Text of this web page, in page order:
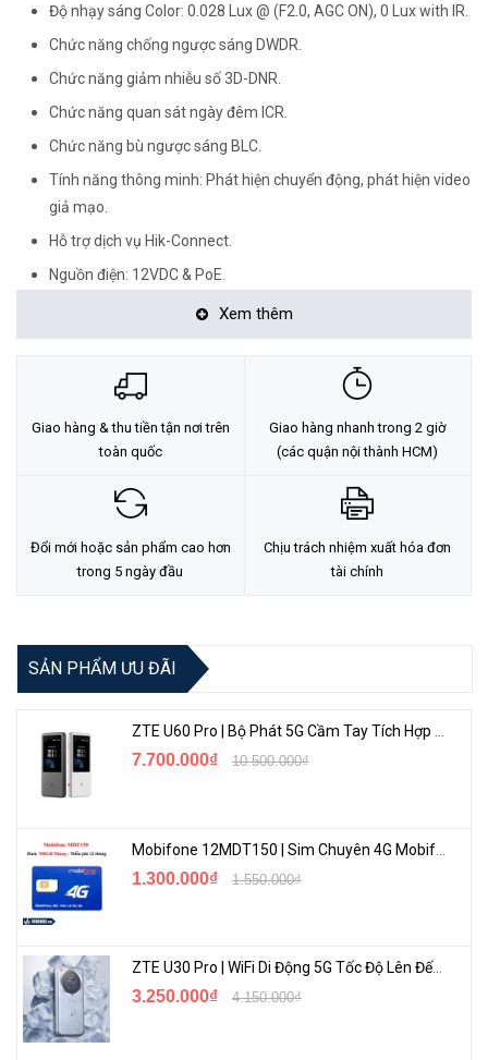
Độ nhạy sáng Color: 0.028 Lux @ (F2.0, AGC ON), 0 Lux with IR.
Chức năng chống ngược sáng DWDR.
Chức năng giảm nhiễu số 3D-DNR.
Chức năng quan sát ngày đêm ICR.
Chức năng bù ngược sáng BLC.
Tính năng thông minh: Phát hiện chuyển động, phát hiện video
giả mạo.
Hỗ trợ dịch vụ Hik-Connect.
Nguồn điện: 12VDC & PoE.
Tiêu chuẩn chống bụi và nước: IP67 (thích hợp sử dụng trong
nhà và ngoài trời).
Hỗ trợ tên miền Cameraddns.
<Hotline: 0828.011.011 - (028)7300.2021 - VoHoang.vn>
Tư vấn cách chọn loại camera và dịch vụ lắp đặt camera tận nơi:
Xem thêm
Giao hàng & thu tiền tận nơi trên
toàn quốc
Giao hàng nhanh trong 2 giờ
(các quận nội thành HCM)
Đổi mới hoặc sản phẩm cao hơn
trong 5 ngày đầu
Chịu trách nhiệm xuất hóa đơn
tài chính
SẢN PHẨM ƯU ĐÃI
ZTE U60 Pro | Bộ Phát 5G Cầm Tay Tích Hợp Công Nghệ WiFi 7, Pin 10000mAh
7.700.000₫ 10.500.000₫
1.300.000₫ 1.550.000₫
ZTE U30 Pro | WiFi Di Động 5G Tốc Độ Lên Đến 500Mbps, Màn Hình Cảm Ứng
3.250.000₫ 4.150.000₫